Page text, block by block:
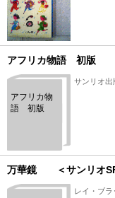
アフリカ物語 初版
アフリカ物
語 初版
サンリオ出
万華鏡 ＜サンリオSF
レイ・ブ